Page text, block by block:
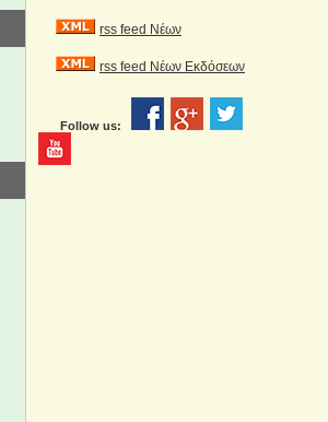
rss feed Νέων
rss feed Νέων Εκδόσεων
Follow us: